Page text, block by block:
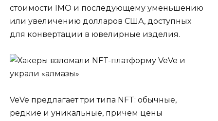
стоимости IMO и последующему уменьшению
или увеличению долларов США, доступных
для конвертации в ювелирные изделия.
VeVe предлагает три типа NFT: обычные,
редкие и уникальные, причем цены